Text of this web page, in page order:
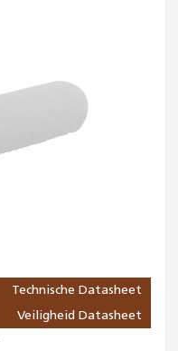
Technische Datasheet
Veiligheid Datasheet